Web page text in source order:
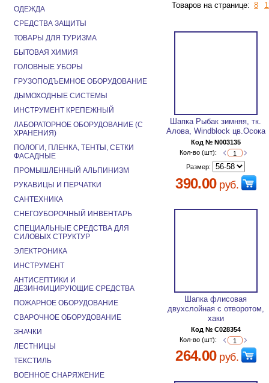
Товаров на странице: 8
Шапка Рыбак зимняя, тк.
Алова, Windblock цв.Осока
Код № N003135
Кол-во (шт):
Размер:
390.00руб.
Шапка флисовая
двухслойная с отворотом,
хаки
Код № C028354
Кол-во (шт):
264.00руб.
ОДЕЖДА
СРЕДСТВА ЗАЩИТЫ
ТОВАРЫ ДЛЯ ТУРИЗМА
БЫТОВАЯ ХИМИЯ
ГОЛОВНЫЕ УБОРЫ
ГРУЗОПОДЪЕМНОЕ ОБОРУДОВАНИЕ
ДЫМОХОДНЫЕ СИСТЕМЫ
ИНСТРУМЕНТ КРЕПЕЖНЫЙ
ЛАБОРАТОРНОЕ ОБОРУДОВАНИЕ (С
ХРАНЕНИЯ)
ПОЛОГИ, ПЛЕНКА, ТЕНТЫ, СЕТКИ
ФАСАДНЫЕ
ПРОМЫШЛЕННЫЙ АЛЬПИНИЗМ
РУКАВИЦЫ И ПЕРЧАТКИ
САНТЕХНИКА
СНЕГОУБОРОЧНЫЙ ИНВЕНТАРЬ
СПЕЦИАЛЬНЫЕ СРЕДСТВА ДЛЯ
СИЛОВЫХ СТРУКТУР
ЭЛЕКТРОНИКА
ИНСТРУМЕНТ
АНТИСЕПТИКИ И
ДЕЗИНФИЦИРУЮЩИЕ СРЕДСТВА
ПОЖАРНОЕ ОБОРУДОВАНИЕ
СВАРОЧНОЕ ОБОРУДОВАНИЕ
ЗНАЧКИ
ЛЕСТНИЦЫ
ТЕКСТИЛЬ
ВОЕННОЕ СНАРЯЖЕНИЕ